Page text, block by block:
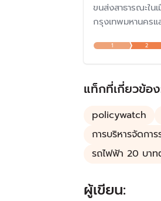
ขนส่งสาธารณะใน
กรุงเทพมหานคร
เหลือค่าโดยสารส
รถไฟฟ้าที่มีคนใช้จ
1 2
แท็กที่เกี่ยวข้อ
policywatch
การบริหารจัดกา
รถไฟฟ้า 20 บา
ผู้เขียน: